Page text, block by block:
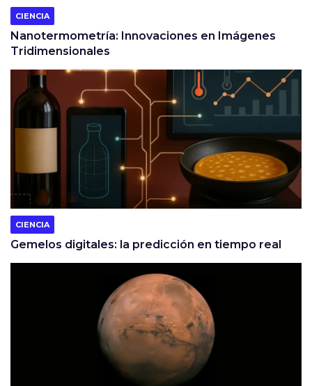
CIENCIA
Nanotermometría: Innovaciones en Imágenes
Tridimensionales
CIENCIA
Gemelos digitales: la predicción en tiempo real